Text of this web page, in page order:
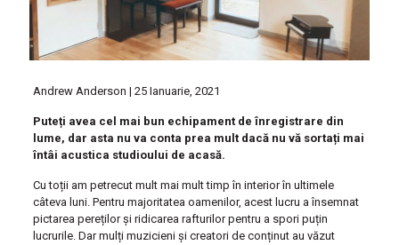
Andrew Anderson | 25 Ianuarie, 2021
Puteți avea cel mai bun echipament de înregistrare din
lume, dar asta nu va conta prea mult dacă nu vă sortați mai
întâi acustica studioului de acasă.
Cu toții am petrecut mult mai mult timp în interior în ultimele
câteva luni. Pentru majoritatea oamenilor, acest lucru a însemnat
pictarea pereților și ridicarea rafturilor pentru a spori puțin
lucrurile. Dar mulți muzicieni și creatori de conținut au văzut